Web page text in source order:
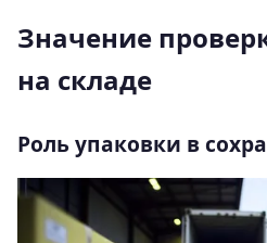
Значение
на складе
Роль упаковки в